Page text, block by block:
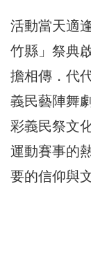
活動當天適
竹縣」祭典
擔相傳．代
義民藝陣舞
彩義民祭文
運動賽事的
要的信仰與